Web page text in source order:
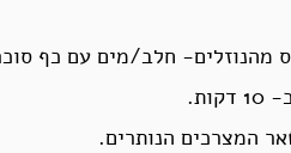
מהנוזלים- חלב/מים עם כף
המצרכים הנותרים.